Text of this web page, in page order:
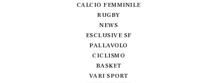
CALCIO FEMMINILE
RUGBY
NEWS
ESCLUSIVE SF
PALLAVOLO
CICLISMO
BASKET
VARI SPORT